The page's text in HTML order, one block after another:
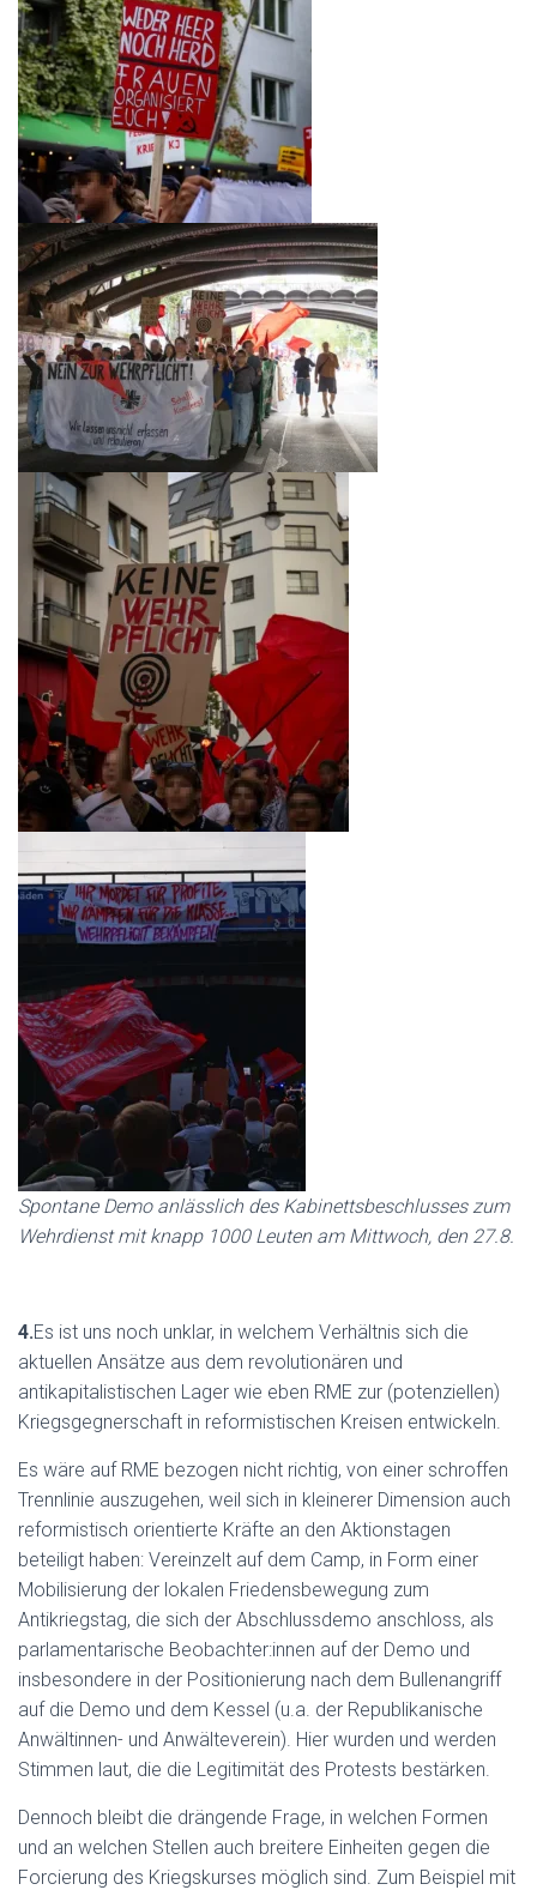
Spontane Demo anlässlich des Kabinettsbeschlusses zum
Wehrdienst mit knapp 1000 Leuten am Mittwoch, den 27.8.
4.Es ist uns noch unklar, in welchem Verhältnis sich die
aktuellen Ansätze aus dem revolutionären und
antikapitalistischen Lager wie eben RME zur (potenziellen)
Kriegsgegnerschaft in reformistischen Kreisen entwickeln.
Es wäre auf RME bezogen nicht richtig, von einer schroffen
Trennlinie auszugehen, weil sich in kleinerer Dimension auch
reformistisch orientierte Kräfte an den Aktionstagen
beteiligt haben: Vereinzelt auf dem Camp, in Form einer
Mobilisierung der lokalen Friedensbewegung zum
Antikriegstag, die sich der Abschlussdemo anschloss, als
parlamentarische Beobachter:innen auf der Demo und
insbesondere in der Positionierung nach dem Bullenangriff
auf die Demo und dem Kessel (u.a. der Republikanische
Anwältinnen- und Anwälteverein). Hier wurden und werden
Stimmen laut, die die Legitimität des Protests bestärken.
Dennoch bleibt die drängende Frage, in welchen Formen
und an welchen Stellen auch breitere Einheiten gegen die
Forcierung des Kriegskurses möglich sind. Zum Beispiel mit